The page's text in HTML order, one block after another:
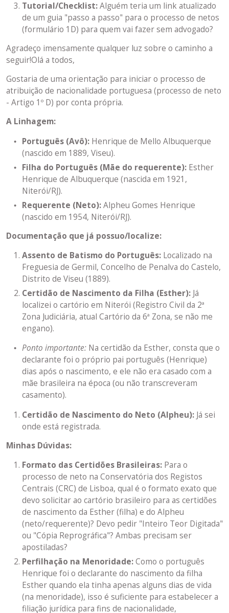
Tutorial/Checklist:Alguém teria um link atualizado
de um guia "passo a passo" para o processo de netos
(formulário 1D) para quem vai fazer sem advogado?
Agradeço imensamente qualquer luz sobre o caminho a
seguir!Olá a todos,
Gostaria de uma orientação para iniciar o processo de
atribuição de nacionalidade portuguesa (processo de neto
- Artigo 1º D) por conta própria.
A Linhagem:
Português (Avô):Henrique de Mello Albuquerque
(nascido em 1889, Viseu).
Filha do Português (Mãe do requerente):Esther
Henrique de Albuquerque (nascida em 1921,
Niterói/RJ).
Requerente (Neto):Alpheu Gomes Henrique
(nascido em 1954, Niterói/RJ).
Documentação que já possuo/localize:
Assento de Batismo do Português:Localizado na
Freguesia de Germil, Concelho de Penalva do Castelo,
Distrito de Viseu (1889).
Certidão de Nascimento da Filha (Esther):Já
localizei o cartório em Niterói (Registro Civil da 2ª
Zona Judiciária, atual Cartório da 6ª Zona, se não me
engano).
Ponto importante:Na certidão da Esther, consta que o
declarante foi o próprio pai português (Henrique)
dias após o nascimento, e ele não era casado com a
mãe brasileira na época (ou não transcreveram
casamento).
Certidão de Nascimento do Neto (Alpheu):Já sei
onde está registrada.
Minhas Dúvidas:
Formato das Certidões Brasileiras:Para o
processo de neto na Conservatória dos Registos
Centrais (CRC) de Lisboa, qual é o formato exato que
devo solicitar ao cartório brasileiro para as certidões
de nascimento da Esther (filha) e do Alpheu
(neto/requerente)? Devo pedir "Inteiro Teor Digitada"
ou "Cópia Reprográfica"? Ambas precisam ser
apostiladas?
Perfilhação na Menoridade:Como o português
Henrique foi o declarante do nascimento da filha
Esther quando ela tinha apenas alguns dias de vida
(na menoridade), isso é suficiente para estabelecer a
filiação jurídica para fins de nacionalidade,